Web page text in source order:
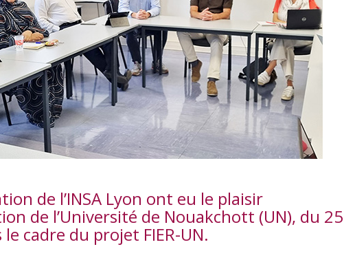
de l’INSA Lyon ont eu le plaisir
de l’Université de Nouakchott (UN), du 25
cadre du projet FIER-UN.